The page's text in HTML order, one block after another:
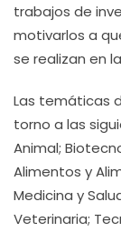
trabajos de
motivarlos a
se realizan en
Las temáticas
torno a las
Animal;
Alimentos y
Medicina y
Veterinaria;